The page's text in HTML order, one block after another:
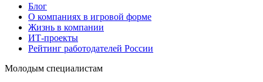
Блог
О компаниях в игровой форме
Жизнь в компании
ИТ-проекты
Рейтинг работодателей России
Молодым специалистам